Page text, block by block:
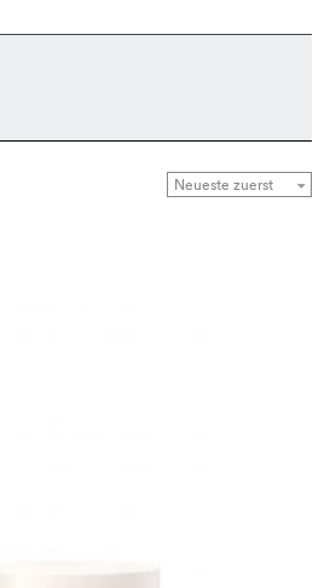
unterstützt die Haut
regulieren und helfen,